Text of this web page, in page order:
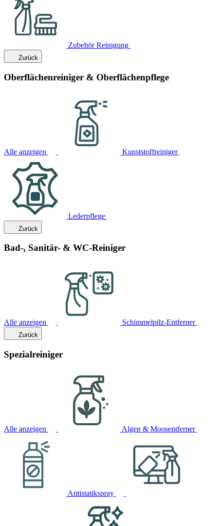
Zubehör Reinigung
Zurück
Oberflächenreiniger & Oberflächenpflege
Alle anzeigen Kunststoffreiniger
Lederpflege
Zurück
Bad-, Sanitär- & WC-Reiniger
Alle anzeigen Schimmelpilz-Entferner
Zurück
Spezialreiniger
Alle anzeigen Algen & Moosentferner
Antistatikspray